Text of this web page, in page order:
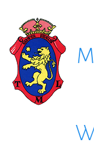
content